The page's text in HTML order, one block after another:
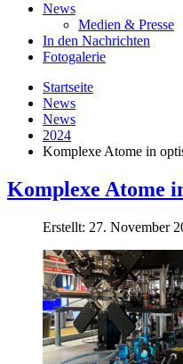
News
Medien & Presse
In den Nachrichten
Fotogalerie
Startseite
News
News
2024
Komplexe Atome in
Komplexe Atome
Erstellt: 27. November